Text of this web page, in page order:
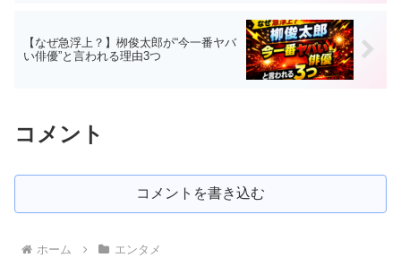
【なぜ急浮上？】栁俊太郎が“今一番ヤバ
い俳優”と言われる理由3つ
コメント
コメントを書き込む
ホーム エンタメ